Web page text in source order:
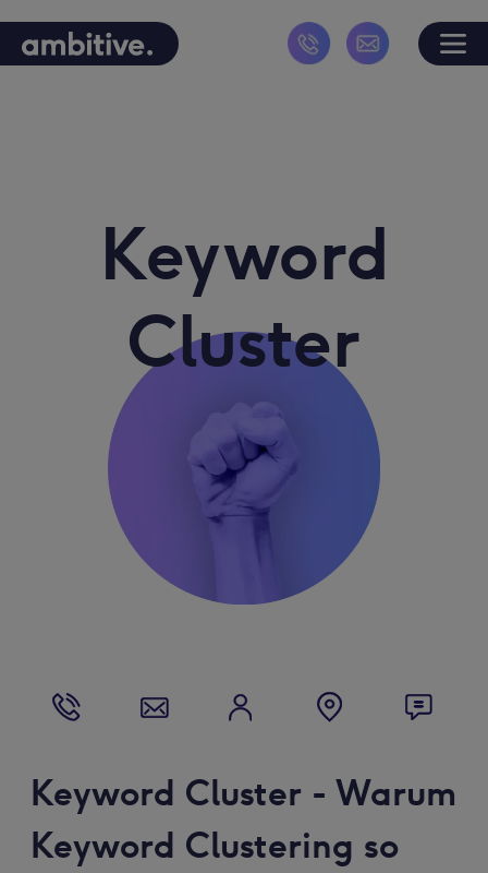
Keyword
Cluster
Keyword Cluster - Warum
Keyword Clustering so